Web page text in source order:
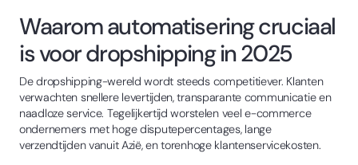
Waarom automatisering cruciaal
is voor dropshipping in 2025
De dropshipping-wereld wordt steeds competitiever. Klanten
verwachten snellere levertijden, transparante communicatie en
naadloze service. Tegelijkertijd worstelen veel e-commerce
ondernemers met hoge disputepercentages, lange
verzendtijden vanuit Azië, en torenhoge klantenservicekosten.